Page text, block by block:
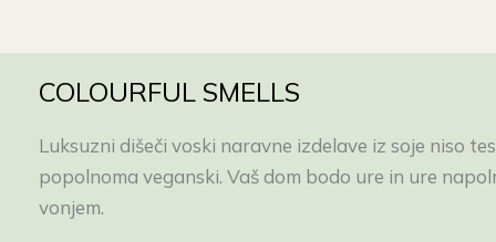
COLOURFUL SMELLS
Luksuzni dišeči voski naravne izdelave iz soje niso
popolnoma veganski. Vaš dom bodo ure in ure
vonjem.